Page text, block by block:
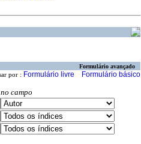
Formulário avançado
por : Formulário livre Formulário básico
no campo